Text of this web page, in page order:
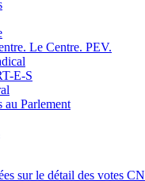
Le Centre. PEV.
E-S
au Parlement
sur le détail des votes CN